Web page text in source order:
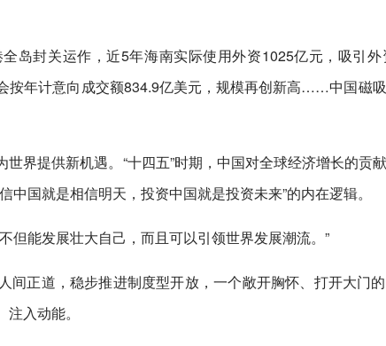
岛封关运作，近5年海南实际使用外资1025亿元，吸引
按年计意向成交额834.9亿美元，规模再创新高……中国磁
界提供新机遇。“十四五”时期，中国对全球经济增长的贡
国就是相信明天，投资中国就是投资未来”的内在逻辑。
但能发展壮大自己，而且可以引领世界发展潮流。”
间正道，稳步推进制度型开放，一个敞开胸怀、打开大门
入动能。